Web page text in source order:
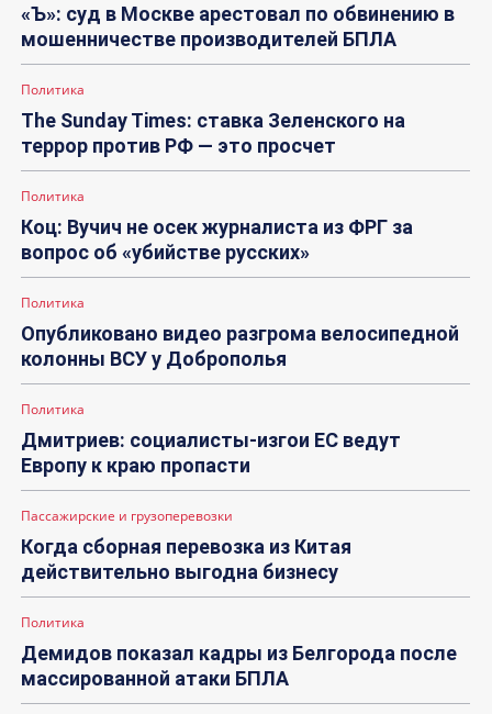
«Ъ»: суд в Москве арестовал по обвинению в
мошенничестве производителей БПЛА
Политика
The Sunday Times: ставка Зеленского на
террор против РФ — это просчет
Политика
Коц: Вучич не осек журналиста из ФРГ за
вопрос об «убийстве русских»
Политика
Опубликовано видео разгрома велосипедной
колонны ВСУ у Доброполья
Политика
Дмитриев: социалисты-изгои ЕС ведут
Европу к краю пропасти
Пассажирские и грузоперевозки
Когда сборная перевозка из Китая
действительно выгодна бизнесу
Политика
Демидов показал кадры из Белгорода после
массированной атаки БПЛА